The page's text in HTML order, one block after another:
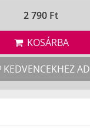
2 790 Ft
KOSÁRBA
KEDVENCEKHEZ AD